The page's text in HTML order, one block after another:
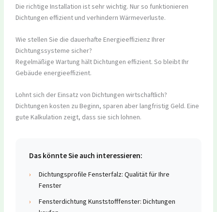
Die richtige Installation ist sehr wichtig. Nur so funktionieren
Dichtungen effizient und verhindern Wärmeverluste.
Wie stellen Sie die dauerhafte Energieeffizienz Ihrer
Dichtungssysteme sicher?
Regelmäßige Wartung hält Dichtungen effizient. So bleibt Ihr
Gebäude energieeffizient.
Lohnt sich der Einsatz von Dichtungen wirtschaftlich?
Dichtungen kosten zu Beginn, sparen aber langfristig Geld. Eine
gute Kalkulation zeigt, dass sie sich lohnen.
Das könnte Sie auch interessieren:
›
Dichtungsprofile Fensterfalz: Qualität für Ihre
Fenster
›
Fensterdichtung Kunststofffenster: Dichtungen